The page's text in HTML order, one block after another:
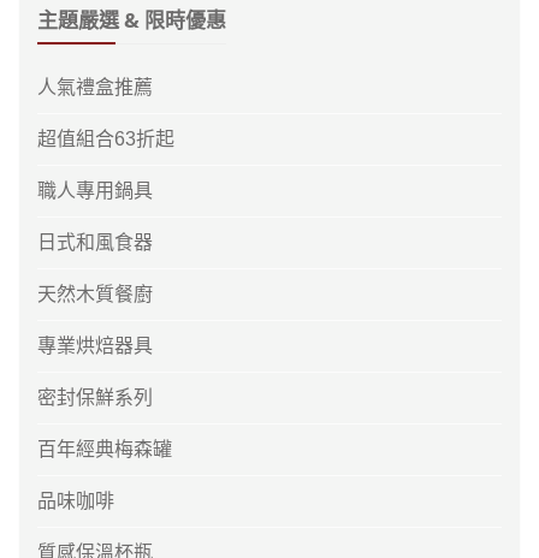
主題嚴選 & 限時優惠
人氣禮盒推薦
超值組合63折起
職人專用鍋具
日式和風食器
天然木質餐廚
專業烘焙器具
密封保鮮系列
百年經典梅森罐
品味咖啡
質感保溫杯瓶